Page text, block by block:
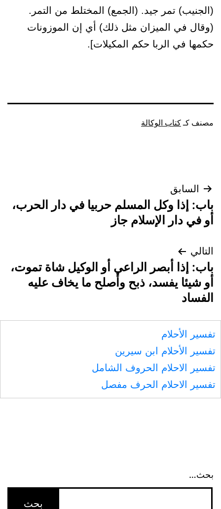
(الجنيب) تمر جيد. (الجمع) المختلط من التمر.
(وقال في الميزان مثل ذلك) أي إن الموزونات
حكمها في الربا حكم المكيلات].
مصنف كـ كتاب الوكالة
تصفّح
المقالات
السابق
باب: إذا وكل المسلم حربيا في دار الحرب،
أو في دار الإسلام جاز
التالي
باب: إذا أبصر الراعي أو الوكيل شاة تموت،
أو شيئا يفسد، ذبح وأصلح ما يخاف عليه
الفساد
تفسير الأحلام
تفسير الأحلام ابن سيرين
تفسير الاحلام الحروف الشامل
تفسير الاحلام الحرف مفصل
بحث…